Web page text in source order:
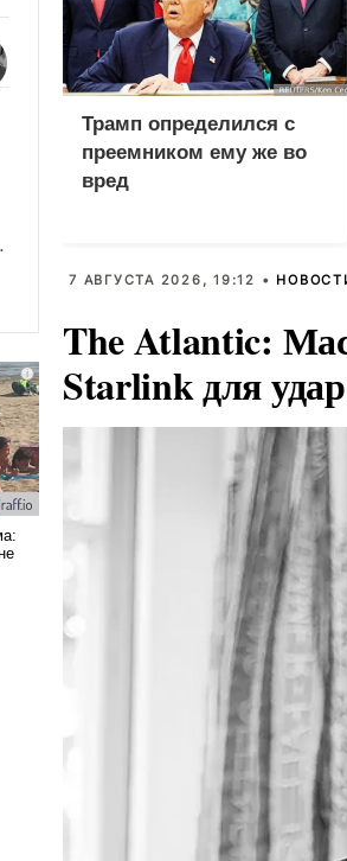
Трамп определился с
преемником ему же во
вред
7 АВГУСТА 2026, 19:12 •
The Atlantic:
Starlink для